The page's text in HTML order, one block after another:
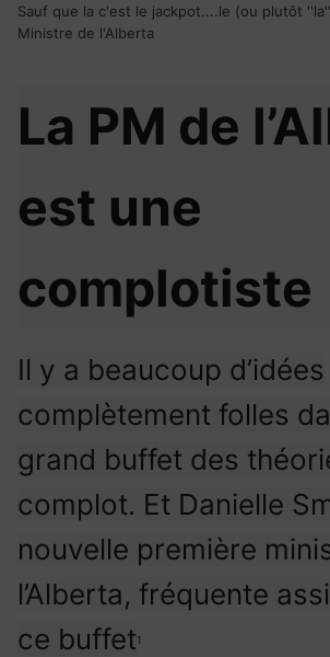
Sauf que la c'est le jackpot....le (ou plutôt
Ministre de l'Alberta
La PM de
est une
complotiste
Il y a beaucoup d’idées
complètement folles
grand buffet des
complot. Et Danielle
nouvelle première
l’Alberta, fréquente
ce buffet1